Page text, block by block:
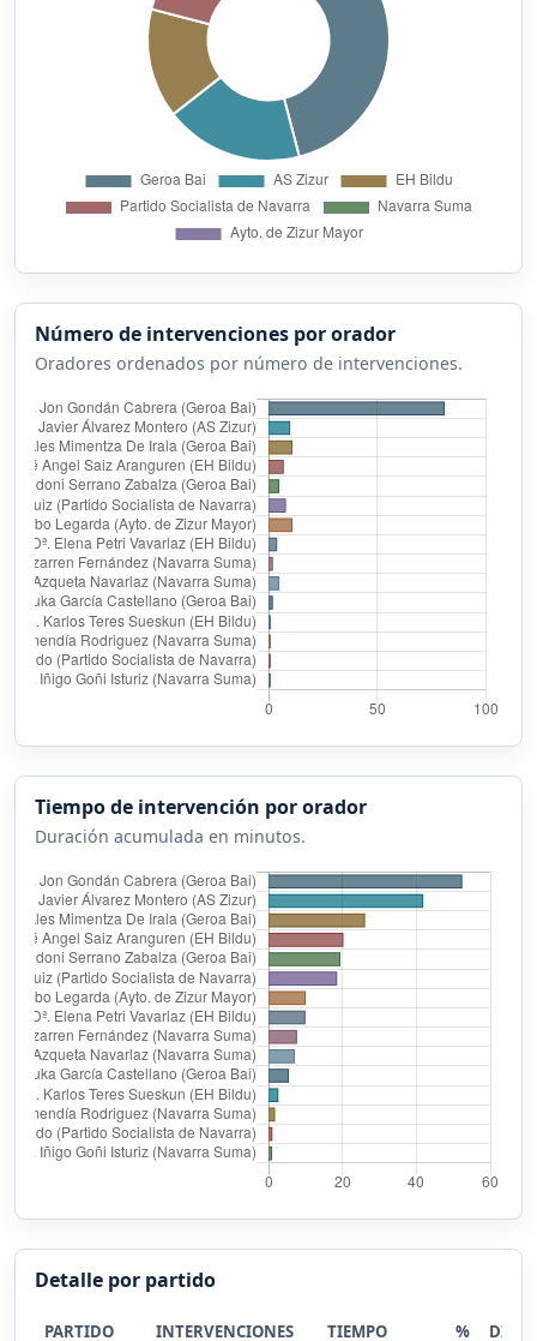
Número de intervenciones por orador
Oradores ordenados por número de intervenciones.
Tiempo de intervención por orador
Duración acumulada en minutos.
Detalle por partido
PARTIDO INTERVENCIONES TIEMPO %